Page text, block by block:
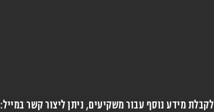
לקבלת מידע נוסף עבור משקיעים, ניתן ליצור קשר במייל: ir@altshul.co.il